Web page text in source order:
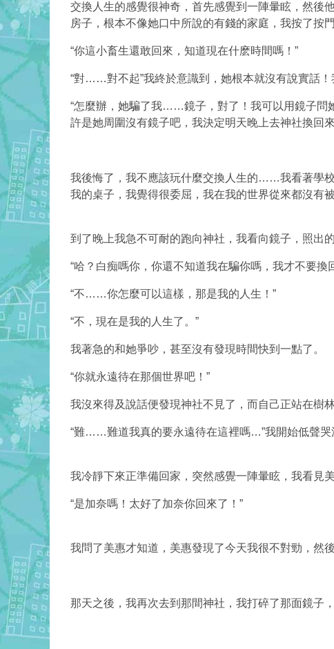
交換人生的感覺很神奇，首先感覺到一陣暈眩，然後
房子，根本不像她口中所說的有錢的家庭，我按了按
“你這小畜生還敢回來，知道現在什麽時間嗎 ！ ”
“對……對不起”我終於意識到，她根本就沒有說實話 ！
“怎麼辦，她騙了我……鏡子，對了！我可以用鏡子問
許是她周圍沒有鏡子吧，我決定明天晚上去神社換回來
我後悔了，我不應該玩什麼交換人生的……我看著學校
我的桌子 ，我覺得很委屈 ，我在我的世界從來都沒有
到了晚上我急不可耐的跑向神社，我看向鏡子，照出
“哈？白痴嗎你，你還不知道我在騙你嗎，我才不要換
“不……你怎麼可以這樣，那是我的人生！”
“不，現在是我的人生了。”
我著急的和她爭吵，甚至沒有發現時間快到一點了。
“你就永遠待在那個世界吧！”
我沒來得及說話便發現神社不見了，而自己正站在樹林
“難……難道我真的要永遠待在這裡嗎…”我開始低聲哭
我冷靜下來正準備回家，突然感覺一陣暈眩，我看見
“是加奈嗎！太好了加奈你回來了！”
我問了美惠才知道，美惠發現了今天我很不對勁，然
那天之後，我再次去到那間神社，我打碎了那面鏡子